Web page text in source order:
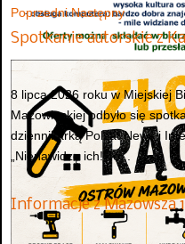
Poprzedni Następny
Spotkanie autorskie z
8 lipca 2026 roku w Miejskiej
Mazowieckiej odbyło się
dziennikarką Polsat News i
„Nienawidzę ich! To...
Informacje z Mazowsza